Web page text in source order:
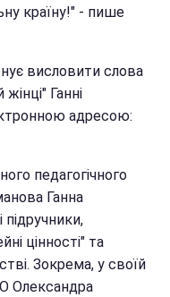
країну!" - пише
висловити слова
Ганні
адресою:
педагогічного
Ганна
цінності" та
Зокрема, у своїй
Олександра